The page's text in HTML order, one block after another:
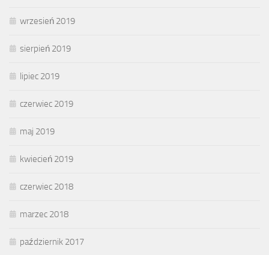
wrzesień 2019
sierpień 2019
lipiec 2019
czerwiec 2019
maj 2019
kwiecień 2019
czerwiec 2018
marzec 2018
październik 2017